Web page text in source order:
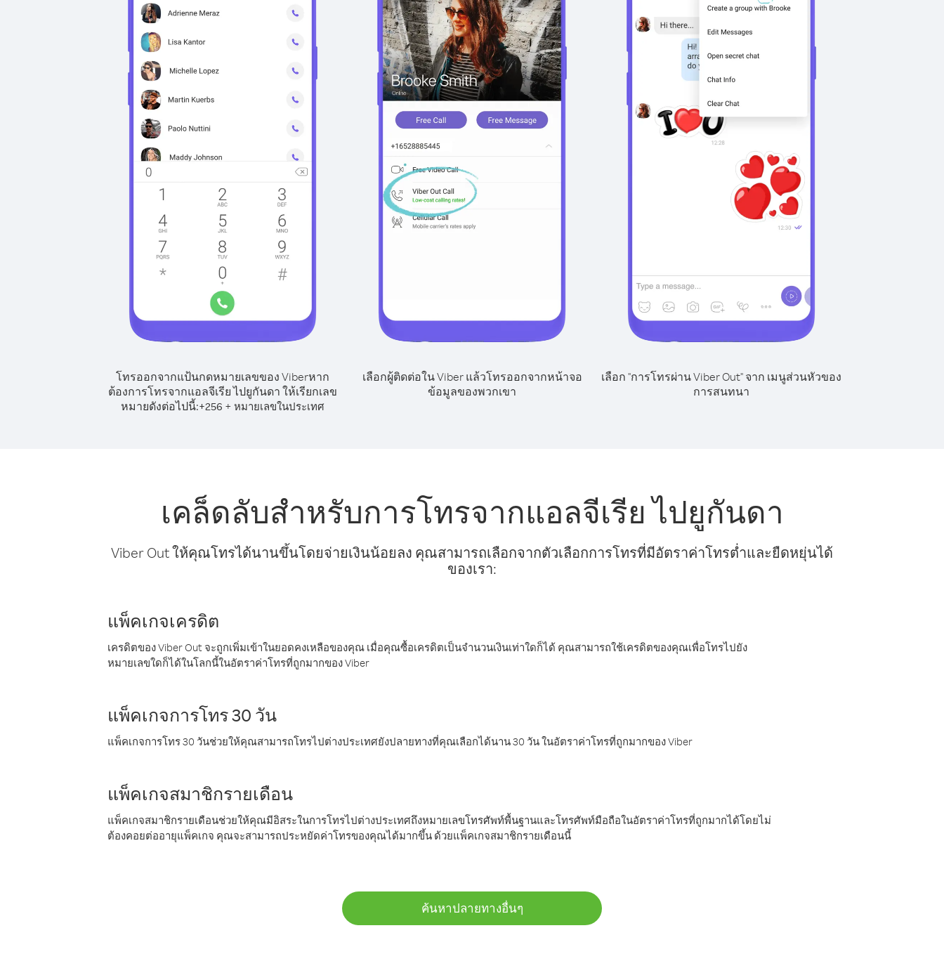
โทรออกจากแป้นกดหมายเลขของ Viberหาก
ต้องการโทรจากแอลจีเรีย ไปยูกันดา ให้เรียกเลข
หมายดังต่อไปนี้:+256 + หมายเลขในประเทศ
เลือกผู้ติดต่อใน Viber แล้วโทรออกจากหน้าจอ
ข้อมูลของพวกเขา
เลือก "การโทรผ่าน Viber Out" จาก เมนูส่วนหัวของ
การสนทนา
เคล็ดลับสำหรับการโทรจากแอลจีเรีย ไปยูกันดา
Viber Out ให้คุณโทรได้นานขึ้นโดยจ่ายเงินน้อยลง คุณสามารถเลือกจากตัวเลือกการโทรที่มีอัตราค่าโทรต่ำและยืดหยุ่นได้
ของเรา:
แพ็คเกจเครดิต
เครดิตของ Viber Out จะถูกเพิ่มเข้าในยอดคงเหลือของคุณ เมื่อคุณซื้อเครดิตเป็นจำนวนเงินเท่าใดก็ได้ คุณสามารถใช้เครดิตของคุณเพื่อโทรไปยัง
หมายเลขใดก็ได้ในโลกนี้ในอัตราค่าโทรที่ถูกมากของ Viber
แพ็คเกจการโทร 30 วัน
แพ็คเกจการโทร 30 วันช่วยให้คุณสามารถโทรไปต่างประเทศยังปลายทางที่คุณเลือกได้นาน 30 วัน ในอัตราค่าโทรที่ถูกมากของ Viber
แพ็คเกจสมาชิกรายเดือน
แพ็คเกจสมาชิกรายเดือนช่วยให้คุณมีอิสระในการโทรไปต่างประเทศถึงหมายเลขโทรศัพท์พื้นฐานและโทรศัพท์มือถือในอัตราค่าโทรที่ถูกมากได้โดยไม่
ต้องคอยต่ออายุแพ็คเกจ คุณจะสามารถประหยัดค่าโทรของคุณได้มากขึ้น ด้วยแพ็คเกจสมาชิกรายเดือนนี้
ค้นหาปลายทางอื่นๆ